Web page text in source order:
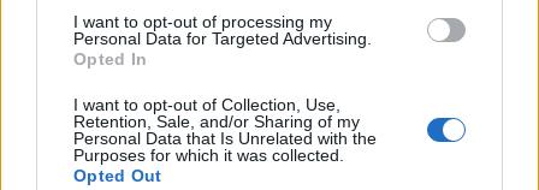
I want to opt-out of processing my
Personal Data for Targeted Advertising.
Opted In
I want to opt-out of Collection, Use,
Retention, Sale, and/or Sharing of my
Personal Data that Is Unrelated with the
Purposes for which it was collected.
Opted Out
Το ίδιο το πνεύμα του ανταγωνισμού που
οδηγεί κάθε αγώνα ποδοσφαίρου θα
δημιουργώντας τον ενθουσιασμό και την
απόλαυση γύρω από την περίσταση.